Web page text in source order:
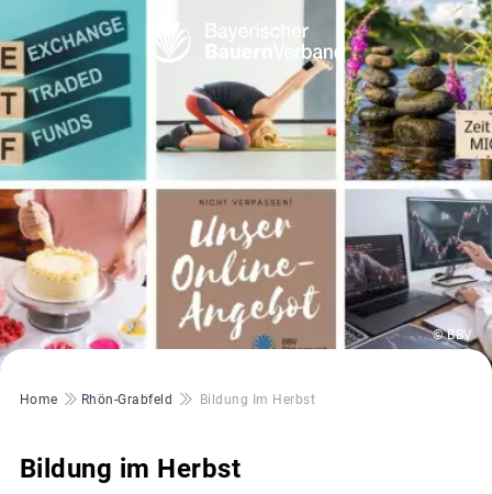
© BBV
Pfadnavigation
Home Rhön-Grabfeld Bildung Im Herbst
Bildung im Herbst